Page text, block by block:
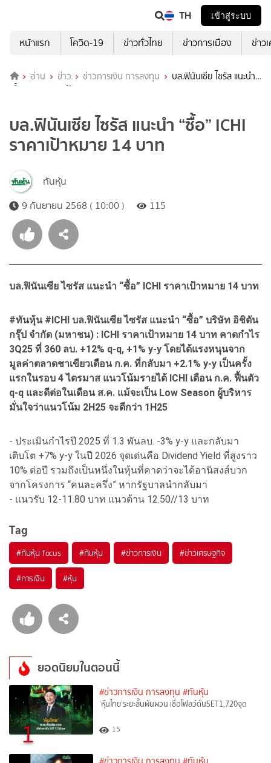
TH
เข้าสู่ระบบ
หน้าแรก
โควิด-19 ข่าวทั่วไทย ข่าวการเมือง ข่าว
อ่าน ข่าว ข่าวการเงิน การลงทุน
บล.ฟินันเซีย ไซรัส แนะนำ
“ซื้อ” ICHI ราคาเป้าหมาย 14 บาท
บล.ฟินันเซีย ไซรัส แนะนำ “ซื้อ” ICHI
ราคาเป้าหมาย 14 บาท
ทันหุ้น
9 กันยายน 2568 ( 10:00 )
115
บล.ฟินันเซีย ไซรัส แนะนำ “ซื้อ” ICHI ราคาเป้าหมาย 14 บาท
#ทันหุ้น #ICHI บล.ฟินันเซีย ไซรัส แนะนำ “ซื้อ” บริษัท อิชิตัน
กรุ๊ป จำกัด (มหาชน) : ICHI ราคาเป้าหมาย 14 บาท คาดกำไร
3Q25 ที่ 360 ลบ. +12% q-q, +1% y-y โดยได้แรงหนุนจาก
มูลค่าตลาดชาเขียวเดือน ก.ค. ที่กลับมา +2.1% y-y เป็นครั้ง
แรกในรอบ 4 ไตรมาส แนวโน้มรายได้ ICHI เดือน ก.ค. ฟื้นตัว
q-q และดีต่อในเดือน ส.ค. แม้จะเป็น Low Season ผู้บริหาร
มั่นใจว่าแนวโน้ม 2H25 จะดีกว่า 1H25
- ประเมินกำไรปี 2025 ที่ 1.3 พันลบ. -3% y-y และกลับมา
เติบโต +7% y-y ในปี 2026 จุดเด่นคือ Dividend Yield ที่สูงราว
10% ต่อปี รวมถึงเป็นหนึ่งในหุ้นที่คาดว่าจะได้อานิสงส์บวก
จากโครงการ “คนละครึ่ง” หากรัฐบาลนำกลับมา
- แนวรับ 12-11.80 บาท แนวต้าน 12.50//13 บาท
Tag
#ทันหุ้น focus #ทันหุ้น #ข่าวการเงิน #ข่าวเศรษฐกิจ
#การเงิน #หุ้น
ยอดนิยมในตอนนี้
1
#ข่าวการเงิน การลงทุน #ทันหุ้น
‘หุ้นไทย’ระยะสั้นผันผวน เชื่อโฟลว์ดันSET1,720จุด
15